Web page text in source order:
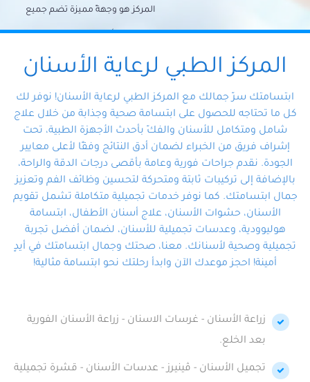
المركز هو وجهةً مميزة تضم جميع
احتياجات الأسنان تحت سقف واحد،
وتضمن لك حلاً شاملًا لجميع
المتخصص ذوي الخبرة، ستجد نفسك
في أيد أمينة تلبي احتياجاتك بكل
احترافية ودقة.
المركز الطبي لرعاية الأسنان
ابتسامتك سرّ جمالك مع المركز الطبي لرعاية الأسنان! نوفر لك
كل ما تحتاجه للحصول على ابتسامة صحية وجذابة من خلال علاج
شامل ومتكامل للأسنان والفكّ بأحدث الأجهزة الطبية، تحت
إشراف فريق من الخبراء لضمان أدق النتائج وفقًا لأعلى معايير
الجودة. نقدم جراحات فورية وعامة بأقصى درجات الدقة والراحة،
بالإضافة إلى تركيبات ثابتة ومتحركة لتحسين وظائف الفم وتعزيز
جمال ابتسامتك. كما نوفر خدمات تجميلية متكاملة تشمل تقويم
الأسنان، حشوات الأسنان، علاج أسنان الأطفال، ابتسامة
هوليوودية، وعدسات تجميلية للأسنان، لضمان أفضل تجربة
تجميلية وصحية لأسنانك. معنا، صحتك وجمال ابتسامتك في أيدٍ
أمينة! احجز موعدك الآن وابدأ رحلتك نحو ابتسامة مثالية!
زراعة الأسنان - غرسات الاسنان - زراعة الأسنان الفورية
بعد الخلع.
تجميل الأسنان - ڤينيرز - عدسات الأسنان - قشرة تجميلية